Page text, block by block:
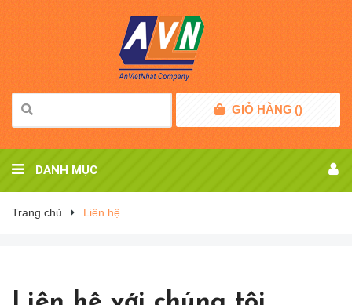
GIỎ HÀNG ()
DANH MỤC
Trang chủ Liên hệ